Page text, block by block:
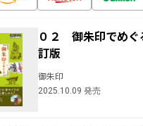
０２ 御朱印でめ
訂版
御朱印
2025.10.09 発売